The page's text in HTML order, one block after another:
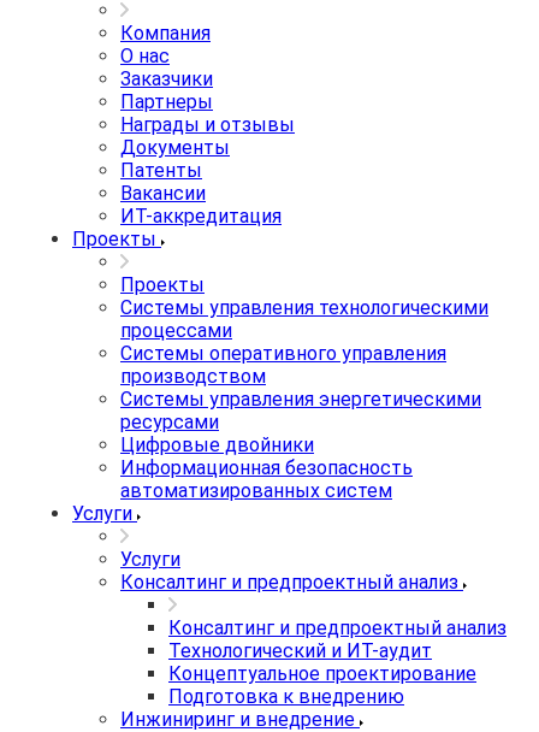
Компания
О нас
Заказчики
Партнеры
Награды и отзывы
Документы
Патенты
Вакансии
ИТ-аккредитация
Проекты
Проекты
Системы управления технологическими
процессами
Системы оперативного управления
производством
Системы управления энергетическими
ресурсами
Цифровые двойники
Информационная безопасность
автоматизированных систем
Услуги
Услуги
Консалтинг и предпроектный анализ
Консалтинг и предпроектный анализ
Технологический и ИТ-аудит
Концептуальное проектирование
Подготовка к внедрению
Инжиниринг и внедрение